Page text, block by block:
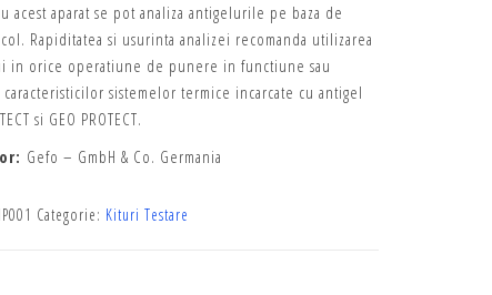
acest aparat se pot analiza antigelurile pe baza de
Rapiditatea si usurinta analizei recomanda utilizarea
in orice operatiune de punere in functiune sau
sistemelor termice incarcate cu antigel
si GEO PROTECT.
Gefo – GmbH & Co. Germania
Categorie: Kituri Testare